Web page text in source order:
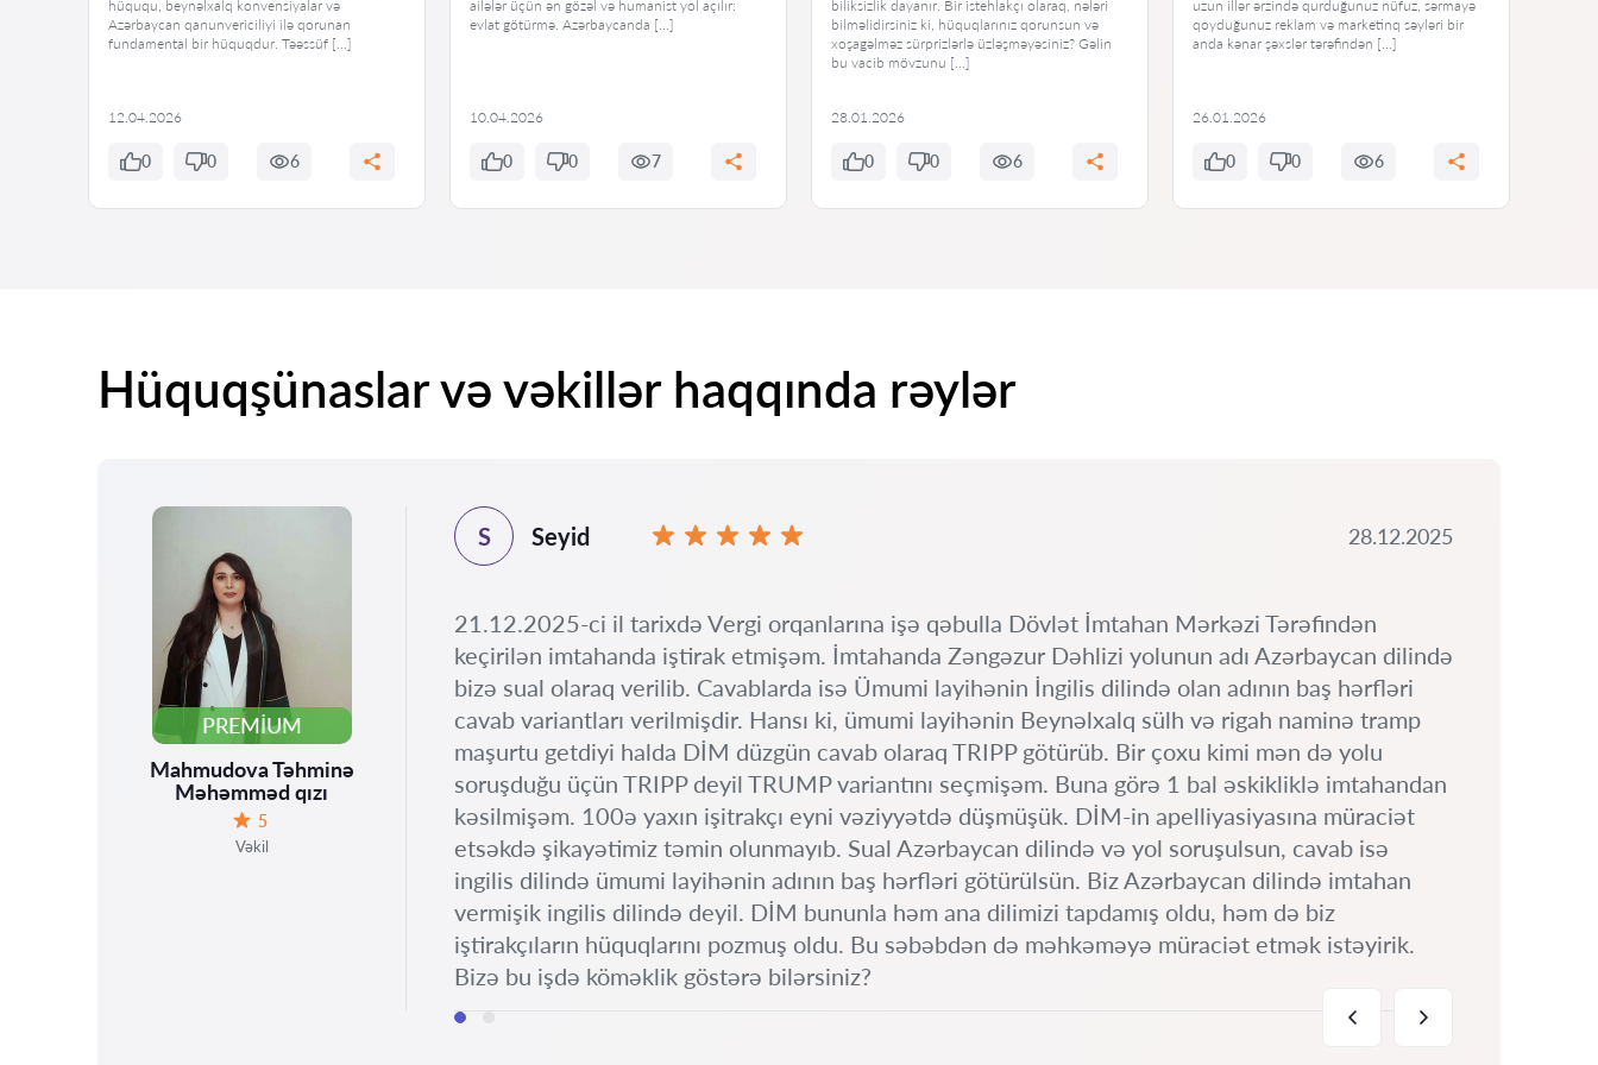
hüququ, beynəlxalq konvensiyalar və
Azərbaycan qanunvericiliyi ilə qorunan
fundamental bir hüquqdur. Təəssüf […]
12.04.2026
0 0 6
ailələr üçün ən gözəl və humanist yol açılır:
evlat götürmə. Azərbaycanda […]
10.04.2026
0 0 7
biliksizlik dayanır. Bir istehlakçı olaraq, nələri
bilməlidirsiniz ki, hüquqlarınız qorunsun və
xoşagəlməz sürprizlərlə üzləşməyəsiniz? Gəlin
bu vacib mövzunu […]
28.01.2026
0 0 6
uzun illər ərzində qurduğunuz nüfuz, sərmayə
qoyduğunuz reklam və marketinq səyləri bir
anda kənar şəxslər tərəfindən […]
26.01.2026
0 0 6
Hüquqşünaslar və vəkillər haqqında rəylər
PREMIUM
Mahmudova Təhminə
Məhəmməd qızı
Qiymət:
5
Vəkil
S Seyid 28.12.2025
21.12.2025-ci il tarixdə Vergi orqanlarına işə qəbulla Dövlət İmtahan Mərkəzi Tərəfindən
keçirilən imtahanda iştirak etmişəm. İmtahanda Zəngəzur Dəhlizi yolunun adı Azərbaycan dilində
bizə sual olaraq verilib. Cavablarda isə Ümumi layihənin İngilis dilində olan adının baş hərfləri
cavab variantları verilmişdir. Hansı ki, ümumi layihənin Beynəlxalq sülh və rigah naminə tramp
maşurtu getdiyi halda DİM düzgün cavab olaraq TRIPP götürüb. Bir çoxu kimi mən də yolu
soruşduğu üçün TRIPP deyil TRUMP variantını seçmişəm. Buna görə 1 bal əskikliklə imtahandan
kəsilmişəm. 100ə yaxın işitrakçı eyni vəziyyətdə düşmüşük. DİM-in apelliyasiyasına müraciət
etsəkdə şikayətimiz təmin olunmayıb. Sual Azərbaycan dilində və yol soruşulsun, cavab isə
ingilis dilində ümumi layihənin adının baş hərfləri götürülsün. Biz Azərbaycan dilində imtahan
vermişik ingilis dilində deyil. DİM bununla həm ana dilimizi tapdamış oldu, həm də biz
iştirakçıların hüquqlarını pozmuş oldu. Bu səbəbdən də məhkəməyə müraciət etmək istəyirik.
Bizə bu işdə köməklik göstərə bilərsiniz?